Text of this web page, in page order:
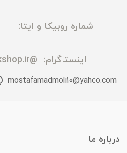
شماره روبیکا و ایتا: 09165435982
اینستاگرام: @madmolibookshop.ir
mostafamadmoli10@yahoo.com
درباره ما